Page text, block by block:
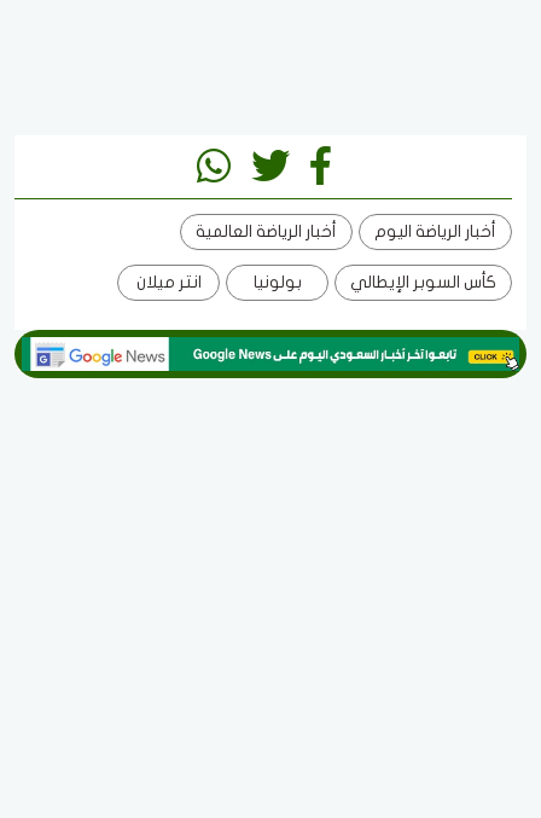
أخبار الرياضة اليوم أخبار الرياضة العالمية
كأس السوبر الإيطالي بولونيا انتر ميلان